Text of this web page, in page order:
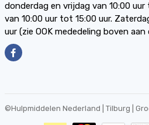
donderdag en vrijdag van 10:00 uur
van 10:00 uur tot 15:00 uur.
uur (zie OOK mededeling boven aan
©Hulpmiddelen Nederland | Tilburg |